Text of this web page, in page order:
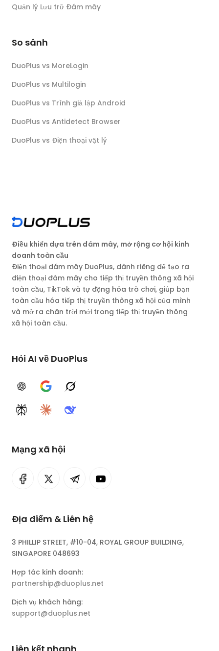
Quản lý Lưu trữ Đám mây
So sánh
DuoPlus vs MoreLogin
DuoPlus vs Multilogin
DuoPlus vs Trình giả lập Android
DuoPlus vs Antidetect Browser
DuoPlus vs Điện thoại vật lý
Điều khiển dựa trên đám mây, mở rộng cơ hội kinh
doanh toàn cầu
Điện thoại đám mây DuoPlus, dành riêng để tạo ra
điện thoại đám mây cho tiếp thị truyền thông xã hội
toàn cầu, TikTok và tự động hóa trò chơi, giúp bạn
toàn cầu hóa tiếp thị truyền thông xã hội của mình
và mở ra chân trời mới trong tiếp thị truyền thông
xã hội toàn cầu.
Hỏi AI về DuoPlus
ChatGPTGoogle AIGrok
PerplexityClaudeDeepSeek
Mạng xã hội
Địa điểm & Liên hệ
3 PHILLIP STREET, #10-04, ROYAL GROUP BUILDING,
SINGAPORE 048693
Hợp tác kinh doanh:
partnership@duoplus.net
Dịch vụ khách hàng:
support@duoplus.net